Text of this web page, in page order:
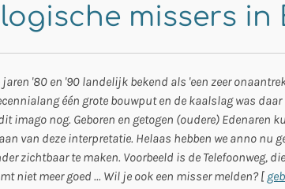
missers in
'80 en '90 landelijk bekend als 'een zeer
één grote bouwput en de kaalslag was
imago nog. Geboren en getogen (oudere)
van deze interpretatie. Helaas hebben we anno nu
zichtbaar te maken. Voorbeeld is de Telefoonweg,
niet meer goed ... Wil je ook een misser melden? [